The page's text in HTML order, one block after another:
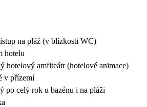
na pláž (v blízkosti WC)
hotelu
hotelový amfiteátr (hotelové animace)
v přízemí
po celý rok u bazénu i na pláži